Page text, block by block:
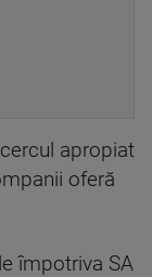
apropiat
oferă
împotriva SA